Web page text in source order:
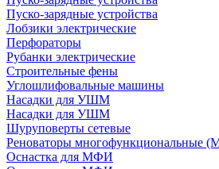
Пуско-зарядные устройства
Лобзики электрические
Перфораторы
Рубанки электрические
Строительные фены
Углошлифовальные машины
Насадки для УШМ
Насадки для УШМ
Шуруповерты сетевые
Реноваторы многофункциональные
Оснастка для МФИ